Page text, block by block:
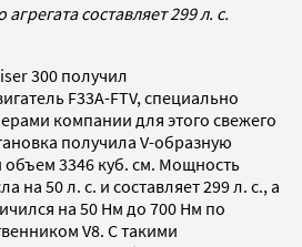
составляет 299 л. с.
300 получил
F33A-FTV, специально
компании для этого свежего
получила V-образную
3346 куб. см. Мощность
на 50 л. с. и составляет 299 л. с., а
на 50 Нм до 700 Нм по
V8. С такими